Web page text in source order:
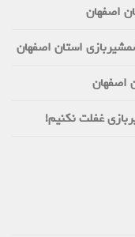
اصفهان
استان اصفهان
اصفهان
غفلت نکنیم!